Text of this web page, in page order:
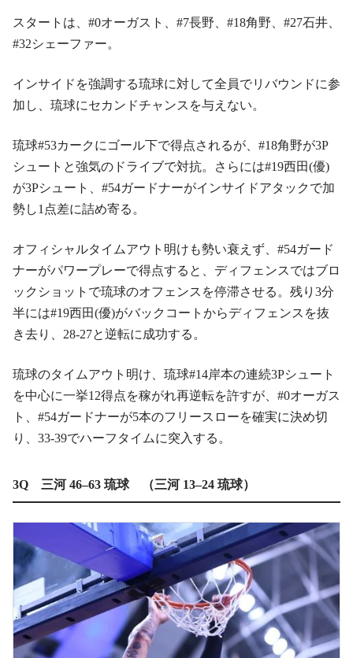
スタートは、#0オーガスト、#7長野、#18角野、#27石井、
#32シェーファー。
インサイドを強調する琉球に対して全員でリバウンドに参
加し、琉球にセカンドチャンスを与えない。
琉球#53カークにゴール下で得点されるが、#18角野が3P
シュートと強気のドライブで対抗。さらには#19西田(優)
が3Pシュート、#54ガードナーがインサイドアタックで加
勢し1点差に詰め寄る。
オフィシャルタイムアウト明けも勢い衰えず、#54ガード
ナーがパワープレーで得点すると、ディフェンスではブロ
ックショットで琉球のオフェンスを停滞させる。残り3分
半には#19西田(優)がバックコートからディフェンスを抜
き去り、28-27と逆転に成功する。
琉球のタイムアウト明け、琉球#14岸本の連続3Pシュート
を中心に一挙12得点を稼がれ再逆転を許すが、#0オーガス
ト、#54ガードナーが5本のフリースローを確実に決め切
り、33-39でハーフタイムに突入する。
3Q 三河 46–63 琉球 （三河 13–24 琉球）